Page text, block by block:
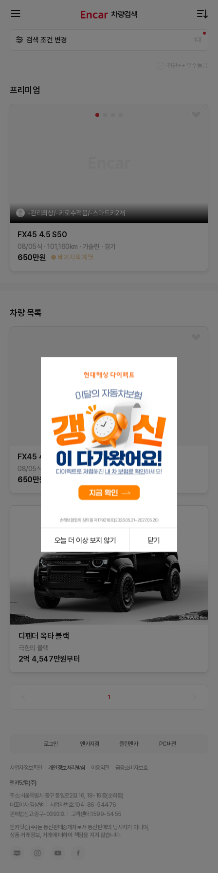
차량검색
검색 조건 변경 1대
진단++ 우수등급
프리미엄
-관리최상/-키로수적음/-스마트키2개
FX45 4.5 S50
08/05식 101,160km 가솔린 경기
650만원 베이지색 계열
차량 목록
FX45 4.5 S50
08/05식 101,160km 가솔린 경기
650만원
sponsored
디펜더 옥타 블랙
극한의 블랙
2억 4,547만원부터
1
로그인 엔카지점 클린엔카 PC버전
사업자정보확인 개인정보처리방침 이용약관 금융소비자보호
엔카닷컴(주)
주소:서울특별시 중구 통일로2길 16, 18~19층(순화동)
대표이사:김상범 사업자번호:104-86-54476
판매업신고:중구-0393호 고객센터:1599-5455
차
를
고
엔카닷컴(주)는 통신판매중개자로서 통신판매의 당사자가 아니며,
상품·거래정보, 거래에 대하여 책임을 지지 않습니다.
오늘 더 이상 보지 않기 닫기